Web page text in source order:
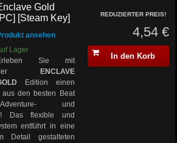
Gold
[Steam Key]
ansehen
Lager
Sie mit
ENCLAVE
Edition einen
aus den besten Beat
und
Das flexible und
entführt in eine
Detail gestalteten
REDUZIERTER PREIS!
4,54 €
In den Korb